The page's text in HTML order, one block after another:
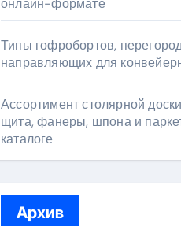
онлайн-формате
Типы гофробортов,
направляющих для
Ассортимент столярной
щита, фанеры, шпона и
каталоге
Архив